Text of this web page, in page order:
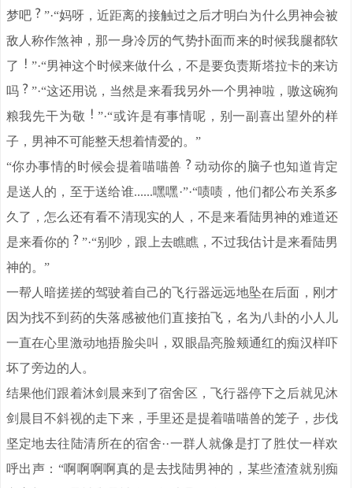
梦吧
”·“妈呀，近距离的接触过之后才明白为什么男神会被
敌人称作煞神，那一身冷厉的气势扑面而来的时候我腿都软
了
”·“男神这个时候来做什么，不是要负责斯塔拉卡的来访
吗
”·“这还用说，当然是来看我另外一个男神啦，嗷这碗狗
粮我先干为敬
”·“或许是有事情呢，别一副喜出望外的样
子，男神不可能整天想着情爱的。”
“你办事情的时候会提着喵喵兽
动动你的脑子也知道肯定
是送人的，至于送给谁......嘿嘿·”·“啧啧，他们都公布关系多
久了，怎么还有看不清现实的人，不是来看陆男神的难道还
是来看你的
”·“别吵，跟上去瞧瞧，不过我估计是来看陆男
神的。”
一帮人暗搓搓的驾驶着自己的飞行器远远地坠在后面，刚才
因为找不到药的失落感被他们直接拍飞，名为八卦的小人儿
一直在心里激动地捂脸尖叫，双眼晶亮脸颊通红的痴汉样吓
坏了旁边的人。
结果他们跟着沐剑晨来到了宿舍区，飞行器停下之后就见沐
剑晨目不斜视的走下来，手里还是提着喵喵兽的笼子，步伐
坚定地去往陆清所在的宿舍··一群人就像是打了胜仗一样欢
呼出声：“啊啊啊啊真的是去找陆男神的，某些渣渣就别痴